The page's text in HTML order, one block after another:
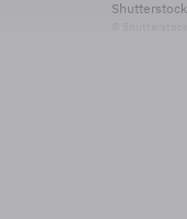
Shutterstock